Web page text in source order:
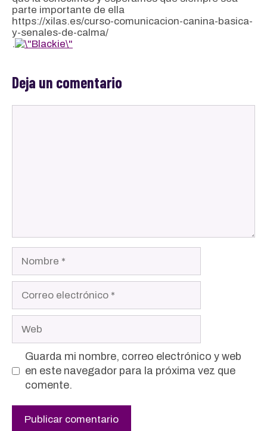
parte importante de ella
https://xilas.es/curso-comunicacion-canina-basica-
y-senales-de-calma/
.
Deja un comentario
electrónico
Guarda mi nombre, correo electrónico y web
en este navegador para la próxima vez que
comente.